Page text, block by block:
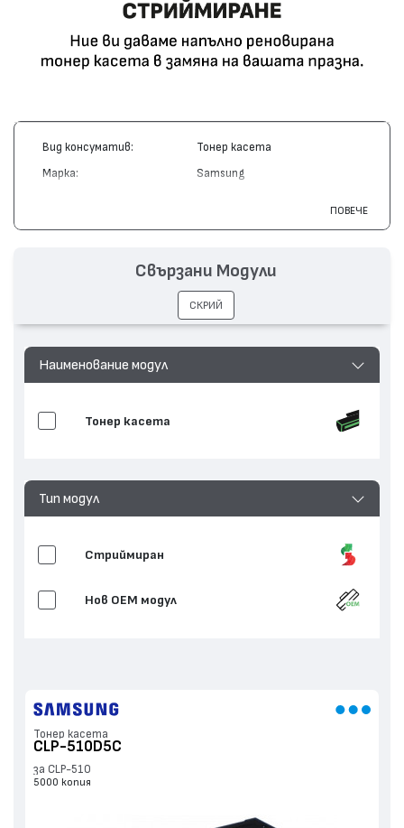
Вид консуматив: Тонер касета
Марка: Samsung
Съвместими устройства: CLP-510
ПОВЕЧЕ
Наименование модул
Тонер касета
Тип модул
Стриймиран
Нов ОЕМ модул
Тонер касета
CLP-510D5C
за CLP-510
5000 копия
Свързани Модули
СКРИЙ